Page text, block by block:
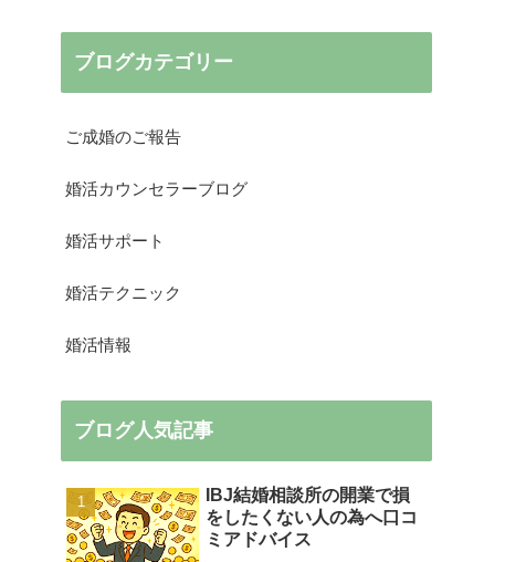
ブログカテゴリー
ご成婚のご報告
婚活カウンセラーブログ
婚活サポート
婚活テクニック
婚活情報
ブログ人気記事
IBJ結婚相談所の開業で損
をしたくない人の為へ口コ
ミアドバイス